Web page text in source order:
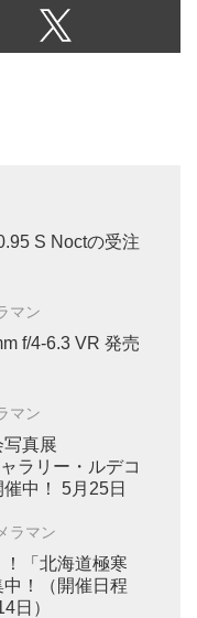
S Noctの受注
マン
f/4-6.3 VR 発売
マン
写真展
ラリー・ルデコ
催中！ 5月25日
ラマン
「北海道極寒
！（開催日程
日）